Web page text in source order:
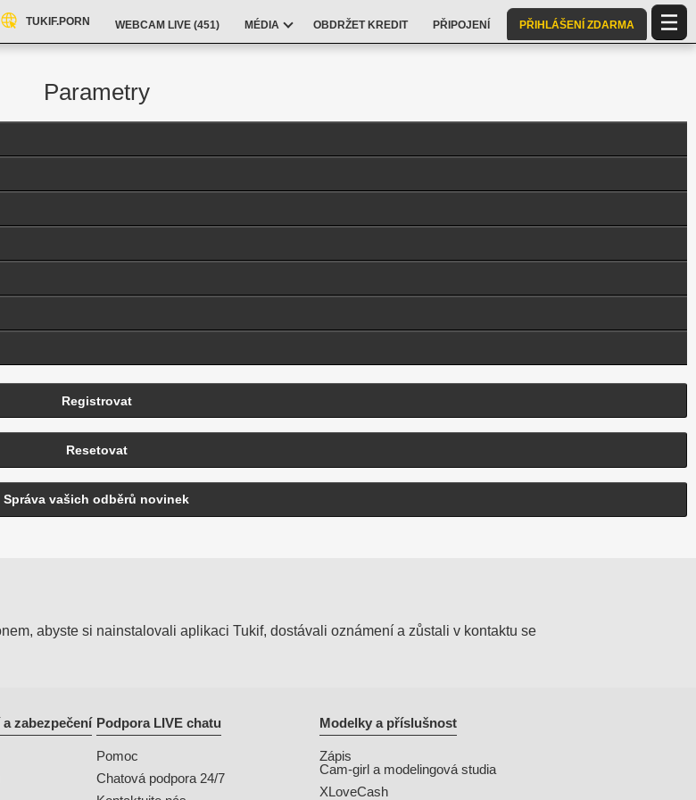
TUKIF.PORN WEBCAM LIVE (451) MÉDIA OBDRŽET KREDIT PŘIPOJENÍ PŘIHLÁŠENÍ ZDARMA
Parametry
Registrovat
Resetovat
Správa vašich odběrů novinek
abyste si nainstalovali aplikaci Tukif, dostávali oznámení a zůstali v kontaktu se
zabezpečení Podpora LIVE chatu
Pomoc
Chatová podpora 24/7
Modelky a příslušnost
Zápis
Cam-girl a modelingová studia
XLoveCash